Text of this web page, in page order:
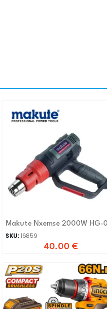
Makute Nxemse 2000W HG-
SKU:16859
40.00 €